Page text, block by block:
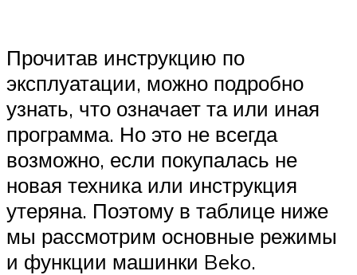
Прочитав инструкцию по
эксплуатации, можно подробно
узнать, что означает та или иная
программа. Но это не всегда
возможно, если покупалась не
новая техника или инструкция
утеряна. Поэтому в таблице ниже
мы рассмотрим основные режимы
и функции машинки Beko.